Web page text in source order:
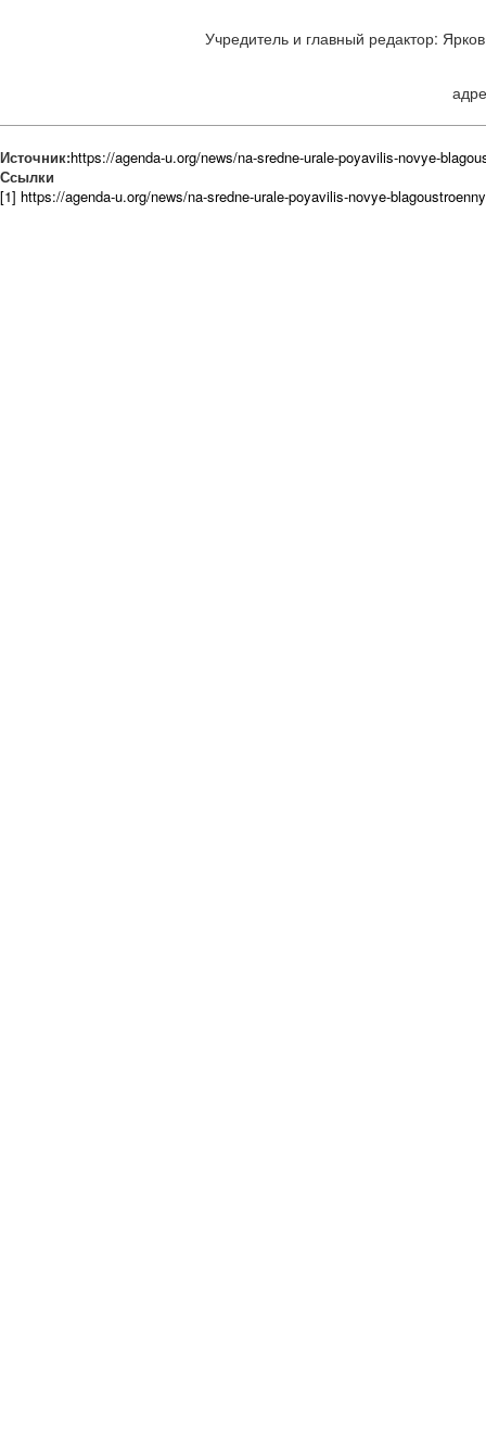
Учредитель и главный редактор:
Источник:https://agenda-u.org/news/na-sredne-urale-poyavilis-novye-
Ссылки
[1] https://agenda-u.org/news/na-sredne-urale-poyavilis-novye-